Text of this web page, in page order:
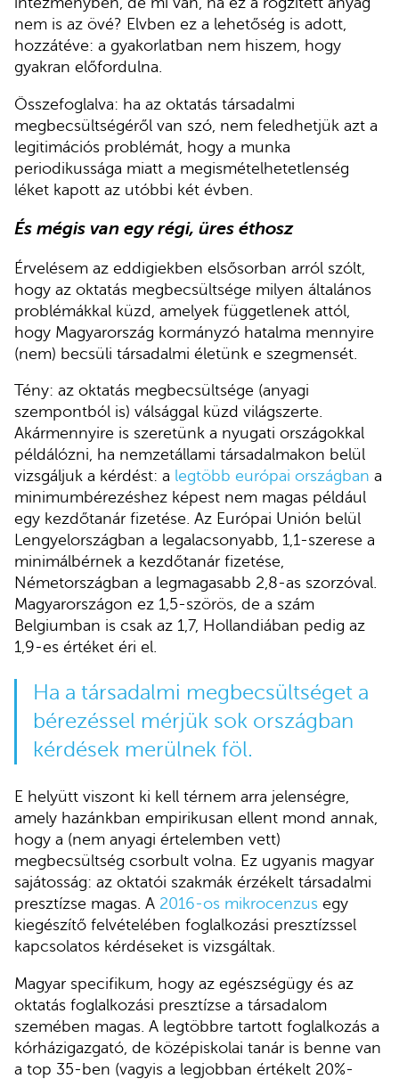
nem is az övé? Elvben ez a lehetőség is adott,
hozzátéve: a gyakorlatban nem hiszem, hogy
gyakran előfordulna.
Összefoglalva: ha az oktatás társadalmi
megbecsültségéről van szó, nem feledhetjük azt a
legitimációs problémát, hogy a munka
periodikussága miatt a megismételhetetlenség
léket kapott az utóbbi két évben.
És mégis van egy régi, üres éthosz
Érvelésem az eddigiekben elsősorban arról szólt,
hogy az oktatás megbecsültsége milyen általános
problémákkal küzd, amelyek függetlenek attól,
hogy Magyarország kormányzó hatalma mennyire
(nem) becsüli társadalmi életünk e szegmensét.
Tény: az oktatás megbecsültsége (anyagi
szempontból is) válsággal küzd világszerte.
Akármennyire is szeretünk a nyugati országokkal
példálózni, ha nemzetállami társadalmakon belül
vizsgáljuk a kérdést: a legtöbb európai országban a
minimumbérezéshez képest nem magas például
egy kezdőtanár fizetése. Az Európai Unión belül
Lengyelországban a legalacsonyabb, 1,1-szerese a
minimálbérnek a kezdőtanár fizetése,
Németországban a legmagasabb 2,8-as szorzóval.
Magyarországon ez 1,5-szörös, de a szám
Belgiumban is csak az 1,7, Hollandiában pedig az
1,9-es értéket éri el.
Ha a társadalmi megbecsültséget a
bérezéssel mérjük sok országban
kérdések merülnek föl.
E helyütt viszont ki kell térnem arra jelenségre,
amely hazánkban empirikusan ellent mond annak,
hogy a (nem anyagi értelemben vett)
megbecsültség csorbult volna. Ez ugyanis magyar
sajátosság: az oktatói szakmák érzékelt társadalmi
presztízse magas. A 2016-os mikrocenzus egy
kiegészítő felvételében foglalkozási presztízssel
kapcsolatos kérdéseket is vizsgáltak.
Magyar specifikum, hogy az egészségügy és az
oktatás foglalkozási presztízse a társadalom
szemében magas. A legtöbbre tartott foglalkozás a
kórházigazgató, de középiskolai tanár is benne van
a top 35-ben (vagyis a legjobban értékelt 20%-